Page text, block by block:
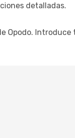
detalladas.
Opodo.